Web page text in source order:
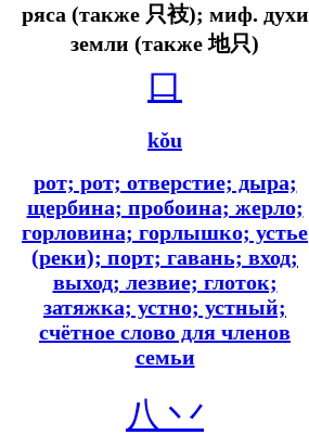
ряса (также 只衼); миф. духи
земли (также 地只)
口
kǒu
рот; рот; отверстие; дыра;
щербина; пробоина; жерло;
горловина; горлышко; устье
(реки); порт; гавань; вход;
выход; лезвие; глоток;
затяжка; устно; устный;
счётное слово для членов
семьи
八 丷